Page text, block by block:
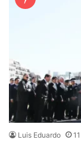
Luis Eduardo